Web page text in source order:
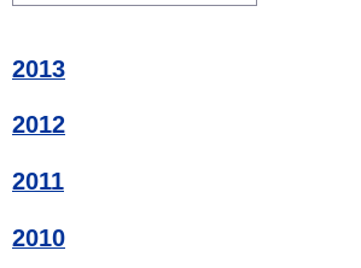
2013
2012
2011
2010